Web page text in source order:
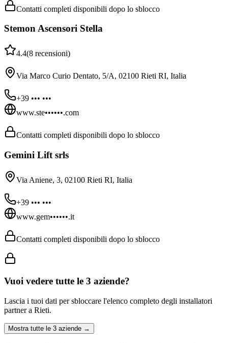
Contatti completi disponibili dopo lo sblocco
Stemon Ascensori Stella
4.4(8 recensioni)
Via Marco Curio Dentato, 5/A, 02100 Rieti RI, Italia
+39 ••• •••
www.ste••••••.com
Contatti completi disponibili dopo lo sblocco
Gemini Lift srls
Via Aniene, 3, 02100 Rieti RI, Italia
+39 ••• •••
www.gem••••••.it
Contatti completi disponibili dopo lo sblocco
Vuoi vedere tutte le 3 aziende?
Lascia i tuoi dati per sbloccare l'elenco completo degli installatori
partner a Rieti.
Mostra tutte le 3 aziende →